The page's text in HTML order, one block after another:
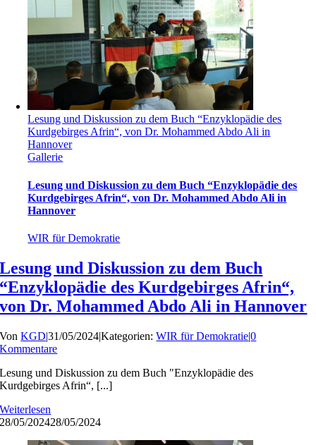
Lesung und Diskussion zu dem Buch “Enzyklopädie des
Kurdgebirges Afrin“, von Dr. Mohammed Abdo Ali in
Hannover
Gallerie
Lesung und Diskussion zu dem Buch “Enzyklopädie des
Kurdgebirges Afrin“, von Dr. Mohammed Abdo Ali in
Hannover
WIR für Demokratie
Lesung und Diskussion zu dem Buch
“Enzyklopädie des Kurdgebirges Afrin“,
von Dr. Mohammed Abdo Ali in Hannover
VonKGD|31/05/2024|Kategorien:WIR für Demokratie|0
Kommentare
Lesung und Diskussion zu dem Buch "Enzyklopädie des
Kurdgebirges Afrin“, [...]
Weiterlesen
28/05/202428/05/2024